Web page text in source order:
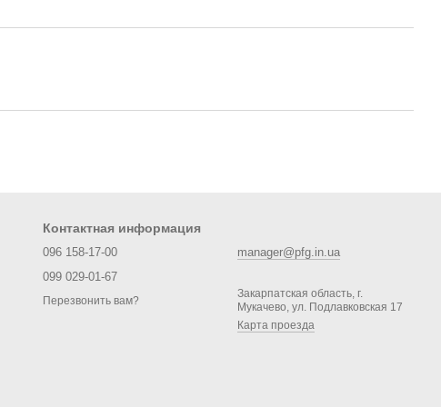
Контактная информация
096 158-17-00
099 029-01-67
Перезвонить вам?
manager@pfg.in.ua
Закарпатская область, г.
Мукачево, ул. Подлавковская 17
Карта проезда